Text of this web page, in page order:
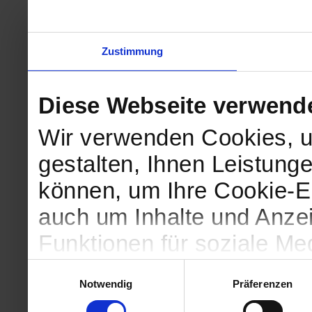
Zustimmung
Diese Webseite
Wir verwenden Cookies,
gestalten, Ihnen
können, um Ihre Cookie-
auch um Inhalte und
Funktionen für soziale
geben wir Informationen
Notwendig
Präferenzen